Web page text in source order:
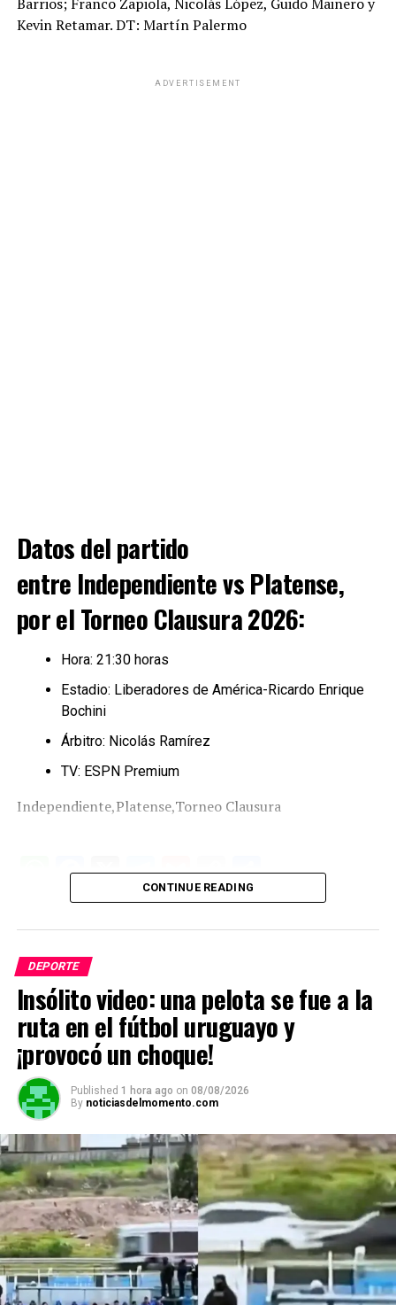
Kevin Retamar. DT: Martín Palermo
ADVERTISEMENT
Datos del partido
entre Independiente vs Platense,
por el Torneo Clausura 2026:
Hora: 21:30 horas
Estadio: Liberadores de América-Ricardo Enrique
Bochini
Árbitro: Nicolás Ramírez
TV: ESPN Premium
Independiente,Platense,Torneo Clausura
W
at
s
A
p
p
F
a
ce
b
o
o
k
X T
el
e
m
G
m
ail
C
o
py
n
k
C
o
m
tir
CONTINUE READING
DEPORTE
Insólito video: una pelota se fue a la
ruta en el fútbol uruguayo y
¡provocó un choque!
Published 1 hora ago on 08/08/2026
By noticiasdelmomento.com